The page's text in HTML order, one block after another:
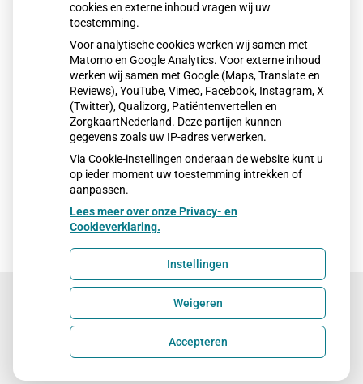
Op de huisartsenspoedpost doen alle huisartsen in de
regio Gelderse Vallei dienst.
Houdt u bij het maken van een afspraak uw
verzekeringsgegevens bij de hand.
Telefoonnummer: 0318-200800
huisartsenspoedpostgeldersevallei.nl
Uw Zorg Online|Beheer
Privacy verklaring Cookie-instellingen Voorwaarden
cookies en externe inhoud vragen wij uw
toestemming.
Voor analytische cookies werken wij samen met
Matomo en Google Analytics. Voor externe inhoud
werken wij samen met Google (Maps, Translate en
Reviews), YouTube, Vimeo, Facebook, Instagram, X
(Twitter), Qualizorg, Patiëntenvertellen en
ZorgkaartNederland. Deze partijen kunnen
gegevens zoals uw IP-adres verwerken.
Via Cookie-instellingen onderaan de website kunt u
op ieder moment uw toestemming intrekken of
aanpassen.
Lees meer over onze Privacy- en
Cookieverklaring.
Instellingen
Weigeren
Accepteren